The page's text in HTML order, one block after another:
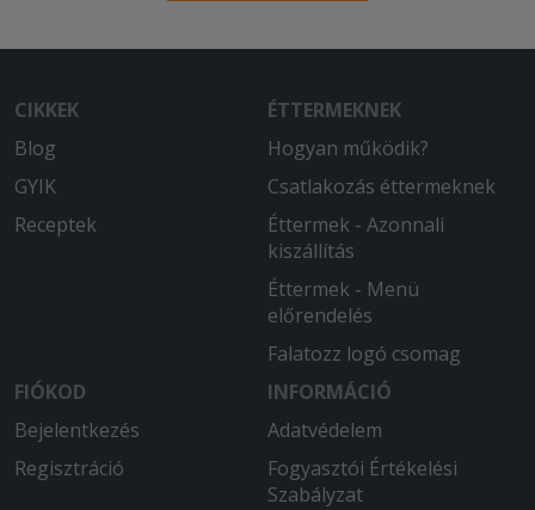
CIKKEK
Blog
GYIK
Receptek
ÉTTERMEKNEK
Hogyan működik?
Csatlakozás éttermeknek
Éttermek - Azonnali
kiszállítás
Éttermek - Menü
előrendelés
Falatozz logó csomag
FIÓKOD
Bejelentkezés
Regisztráció
INFORMÁCIÓ
Adatvédelem
Fogyasztói Értékelési
Szabályzat